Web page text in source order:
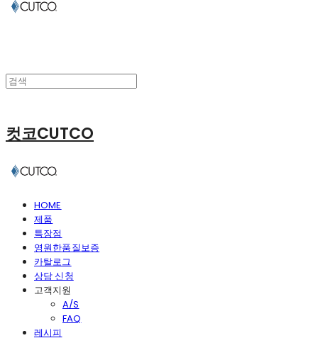
컷코CUTCO
HOME
제품
특장점
영원한품질보증
카탈로그
상담 신청
고객지원
A/S
FAQ
레시피